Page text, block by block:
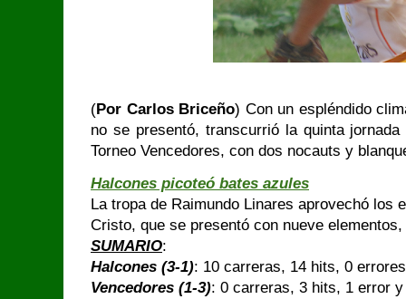
(Por Carlos Briceño) Con un espléndido
no se presentó, transcurrió la quinta
Torneo Vencedores, con dos nocauts y
Halcones picoteó bates azules
La tropa de Raimundo Linares aprovechó los
Cristo, que se presentó con nueve
SUMARIO:
Halcones (3-1): 10 carreras, 14 hits, 0
Vencedores (1-3): 0 carreras, 3 hits, 1 error